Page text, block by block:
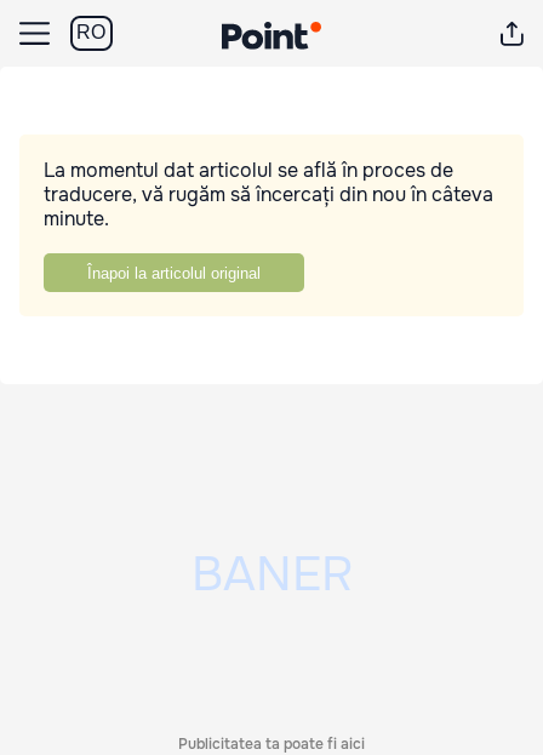
RO
La momentul dat articolul se află în proces de
traducere, vă rugăm să încercați din nou în câteva
minute.
Înapoi la articolul original
Publicitatea ta poate fi aici